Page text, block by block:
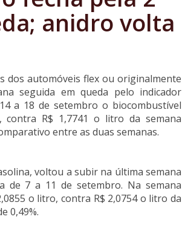
anidro volta
dos automóveis flex ou originalmente
seguida em queda pelo indicador
a 18 de setembro o biocombustível
R$ 1,7741 o litro da semana
entre as duas semanas.
voltou a subir na última semana
de 7 a 11 de setembro. Na semana
o litro, contra R$ 2,0754 o litro da
0,49%.